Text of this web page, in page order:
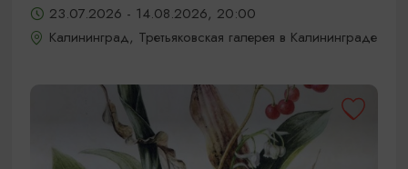
23.07.2026 - 14.08.2026, 20:00
Калининград, Третьяковская галерея в Калининграде